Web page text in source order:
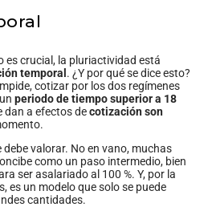
es crucial, la pluriactividad está
temporal . ¿Y por qué se dice esto?
cotizar por los dos regímenes
periodo de tiempo superior a 18
dan a efectos decotización son
debe valorar. No en vano, muchas
como un paso intermedio, bien
ser asalariado al 100 %. Y, por la
es un modelo que solo se puede
cantidades.